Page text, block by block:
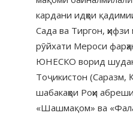
кардани идҳои
Сада ва Тиргон,
рӯйхати Мероси
ЮНЕСКО ворид
Тоҷикистон (Саразм,
шабакаҳои Роҳи
«Шашмақом» ва